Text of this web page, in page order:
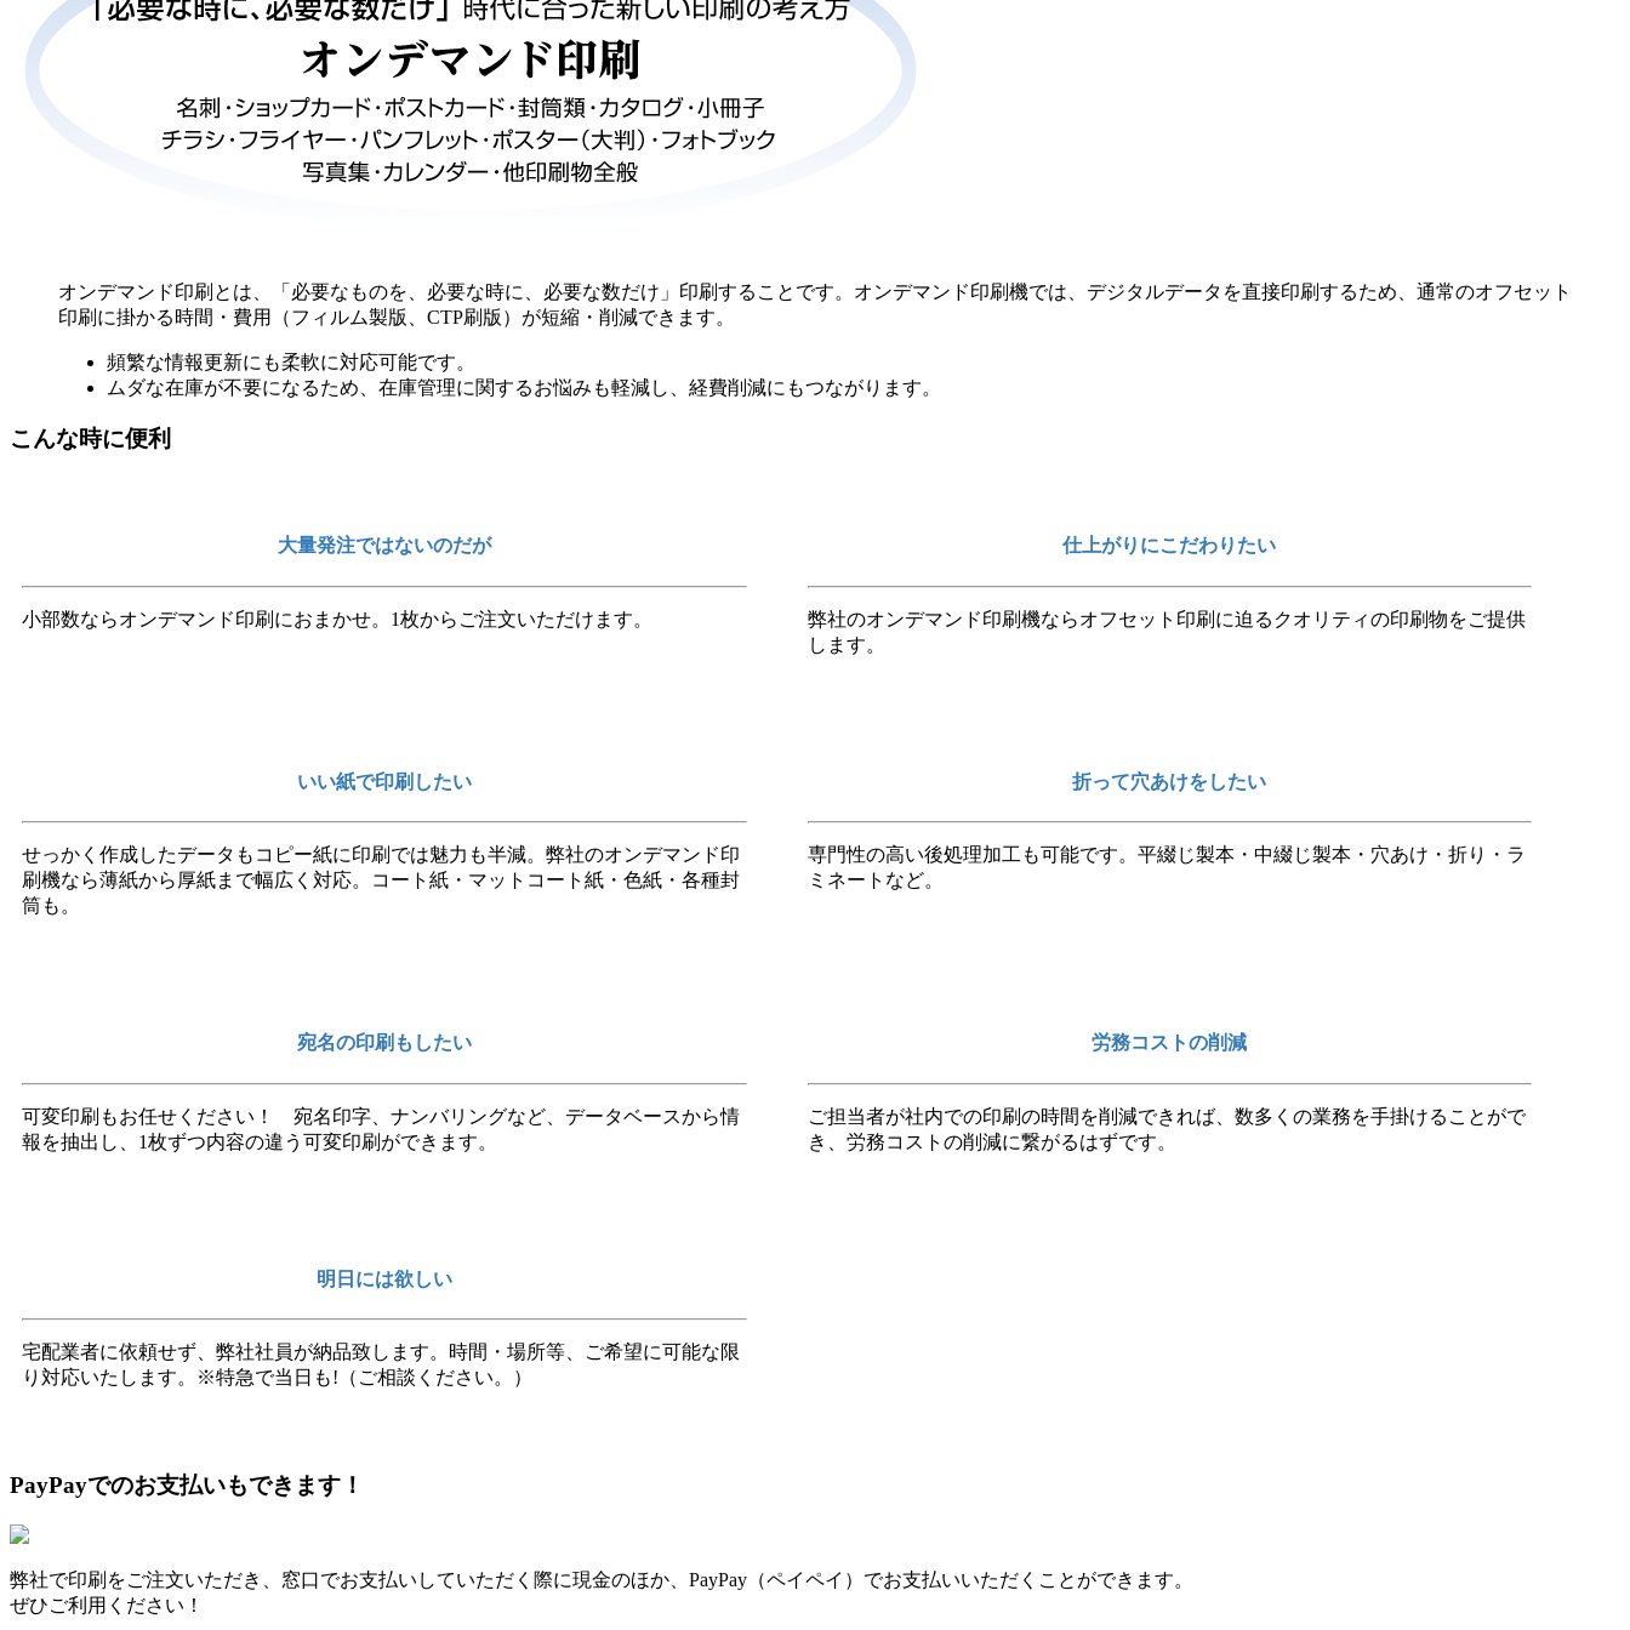
オンデマンド印刷とは、「必要なものを、必要な時に、必要な数だけ」印刷することです。オンデマンド印刷機では、デジタルデータを直接印刷するため、通常のオフセット
印刷に掛かる時間・費用（フィルム製版、CTP刷版）が短縮・削減できます。
頻繁な情報更新にも柔軟に対応可能です。
ムダな在庫が不要になるため、在庫管理に関するお悩みも軽減し、経費削減にもつながります。
こんな時に便利
大量発注ではないのだが
小部数ならオンデマンド印刷におまかせ。1枚からご注文いただけます。
仕上がりにこだわりたい
弊社のオンデマンド印刷機ならオフセット印刷に迫るクオリティの印刷物をご提供
します。
いい紙で印刷したい
せっかく作成したデータもコピー紙に印刷では魅力も半減。弊社のオンデマンド印
刷機なら薄紙から厚紙まで幅広く対応。コート紙・マットコート紙・色紙・各種封
筒も。
折って穴あけをしたい
専門性の高い後処理加工も可能です。平綴じ製本・中綴じ製本・穴あけ・折り・ラ
ミネートなど。
宛名の印刷もしたい
可変印刷もお任せください！ 宛名印字、ナンバリングなど、データベースから情
報を抽出し、1枚ずつ内容の違う可変印刷ができます。
労務コストの削減
ご担当者が社内での印刷の時間を削減できれば、数多くの業務を手掛けることがで
き、労務コストの削減に繋がるはずです。
明日には欲しい
宅配業者に依頼せず、弊社社員が納品致します。時間・場所等、ご希望に可能な限
り対応いたします。※特急で当日も!（ご相談ください。）
PayPayでのお支払いもできます！
弊社で印刷をご注文いただき、窓口でお支払いしていただく際に現金のほか、PayPay（ペイペイ）でお支払いいただくことができます。
ぜひご利用ください！